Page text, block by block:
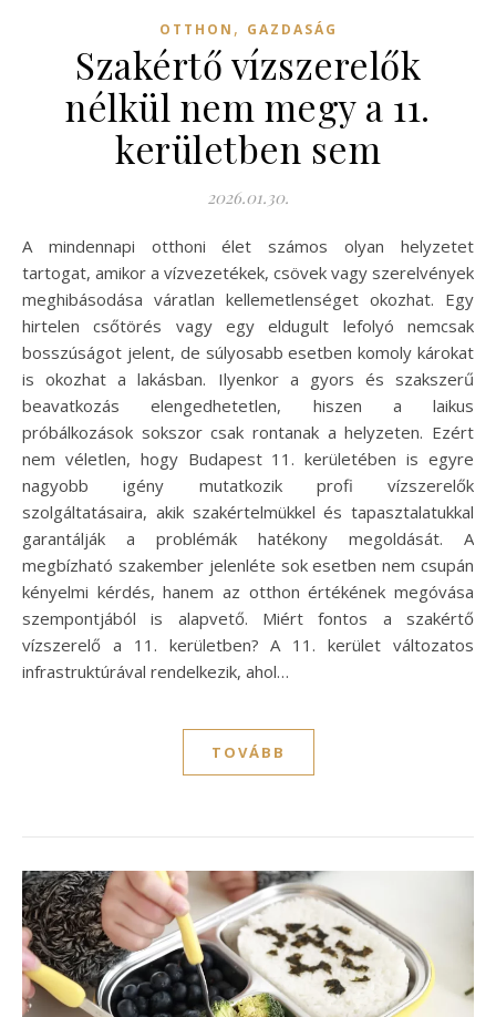
OTTHON , GAZDASÁG
Szakértő vízszerelők
nélkül nem megy a 11.
kerületben sem
2026.01.30.
A mindennapi otthoni élet számos olyan helyzetet
tartogat, amikor a vízvezetékek, csövek vagy szerelvények
meghibásodása váratlan kellemetlenséget okozhat. Egy
hirtelen csőtörés vagy egy eldugult lefolyó nemcsak
bosszúságot jelent, de súlyosabb esetben komoly károkat
is okozhat a lakásban. Ilyenkor a gyors és szakszerű
beavatkozás elengedhetetlen, hiszen a laikus
próbálkozások sokszor csak rontanak a helyzeten. Ezért
nem véletlen, hogy Budapest 11. kerületében is egyre
nagyobb igény mutatkozik profi vízszerelők
szolgáltatásaira, akik szakértelmükkel és tapasztalatukkal
garantálják a problémák hatékony megoldását. A
megbízható szakember jelenléte sok esetben nem csupán
kényelmi kérdés, hanem az otthon értékének megóvása
szempontjából is alapvető. Miért fontos a szakértő
vízszerelő a 11. kerületben? A 11. kerület változatos
infrastruktúrával rendelkezik, ahol…
TOVÁBB